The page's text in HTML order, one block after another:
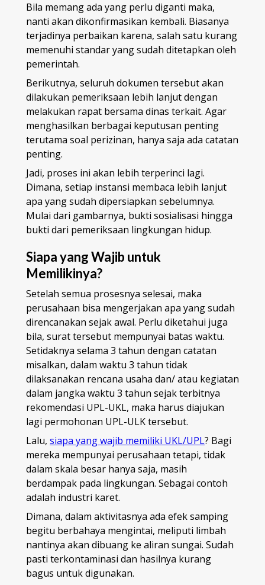
Bila memang ada yang perlu diganti maka,
nanti akan dikonfirmasikan kembali. Biasanya
terjadinya perbaikan karena, salah satu kurang
memenuhi standar yang sudah ditetapkan oleh
pemerintah.
Berikutnya, seluruh dokumen tersebut akan
dilakukan pemeriksaan lebih lanjut dengan
melakukan rapat bersama dinas terkait. Agar
menghasilkan berbagai keputusan penting
terutama soal perizinan, hanya saja ada catatan
penting.
Jadi, proses ini akan lebih terperinci lagi.
Dimana, setiap instansi membaca lebih lanjut
apa yang sudah dipersiapkan sebelumnya.
Mulai dari gambarnya, bukti sosialisasi hingga
bukti dari pemeriksaan lingkungan hidup.
Siapa yang Wajib untuk
Memilikinya?
Setelah semua prosesnya selesai, maka
perusahaan bisa mengerjakan apa yang sudah
direncanakan sejak awal. Perlu diketahui juga
bila, surat tersebut mempunyai batas waktu.
Setidaknya selama 3 tahun dengan catatan
misalkan, dalam waktu 3 tahun tidak
dilaksanakan rencana usaha dan/ atau kegiatan
dalam jangka waktu 3 tahun sejak terbitnya
rekomendasi UPL-UKL, maka harus diajukan
lagi permohonan UPL-ULK tersebut.
Lalu, siapa yang wajib memiliki UKL/UPL? Bagi
mereka mempunyai perusahaan tetapi, tidak
dalam skala besar hanya saja, masih
berdampak pada lingkungan. Sebagai contoh
adalah industri karet.
Dimana, dalam aktivitasnya ada efek samping
begitu berbahaya mengintai, meliputi limbah
nantinya akan dibuang ke aliran sungai. Sudah
pasti terkontaminasi dan hasilnya kurang
bagus untuk digunakan.